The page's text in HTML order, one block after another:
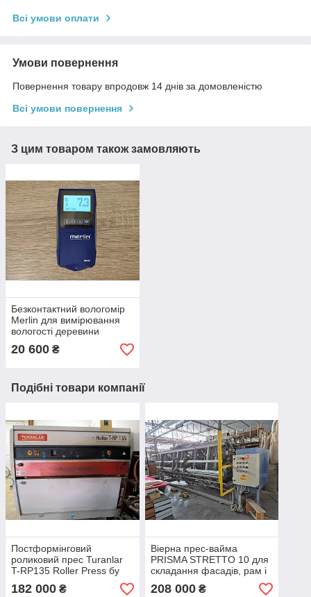
Всі умови оплати
Умови повернення
Повернення товару впродовж 14 днів за домовленістю
Всі умови повернення
З цим товаром також замовляють
Безконтактний вологомір
Merlin для вимірювання
вологості деревини
20 600 ₴
Подібні товари компанії
Постформінговий
роликовий прес Turanlar
T-RP135 Roller Press бу
182 000 ₴
Віерна прес-вайма
PRISMA STRETTO 10 для
складання фасадів, рам і
208 000₴